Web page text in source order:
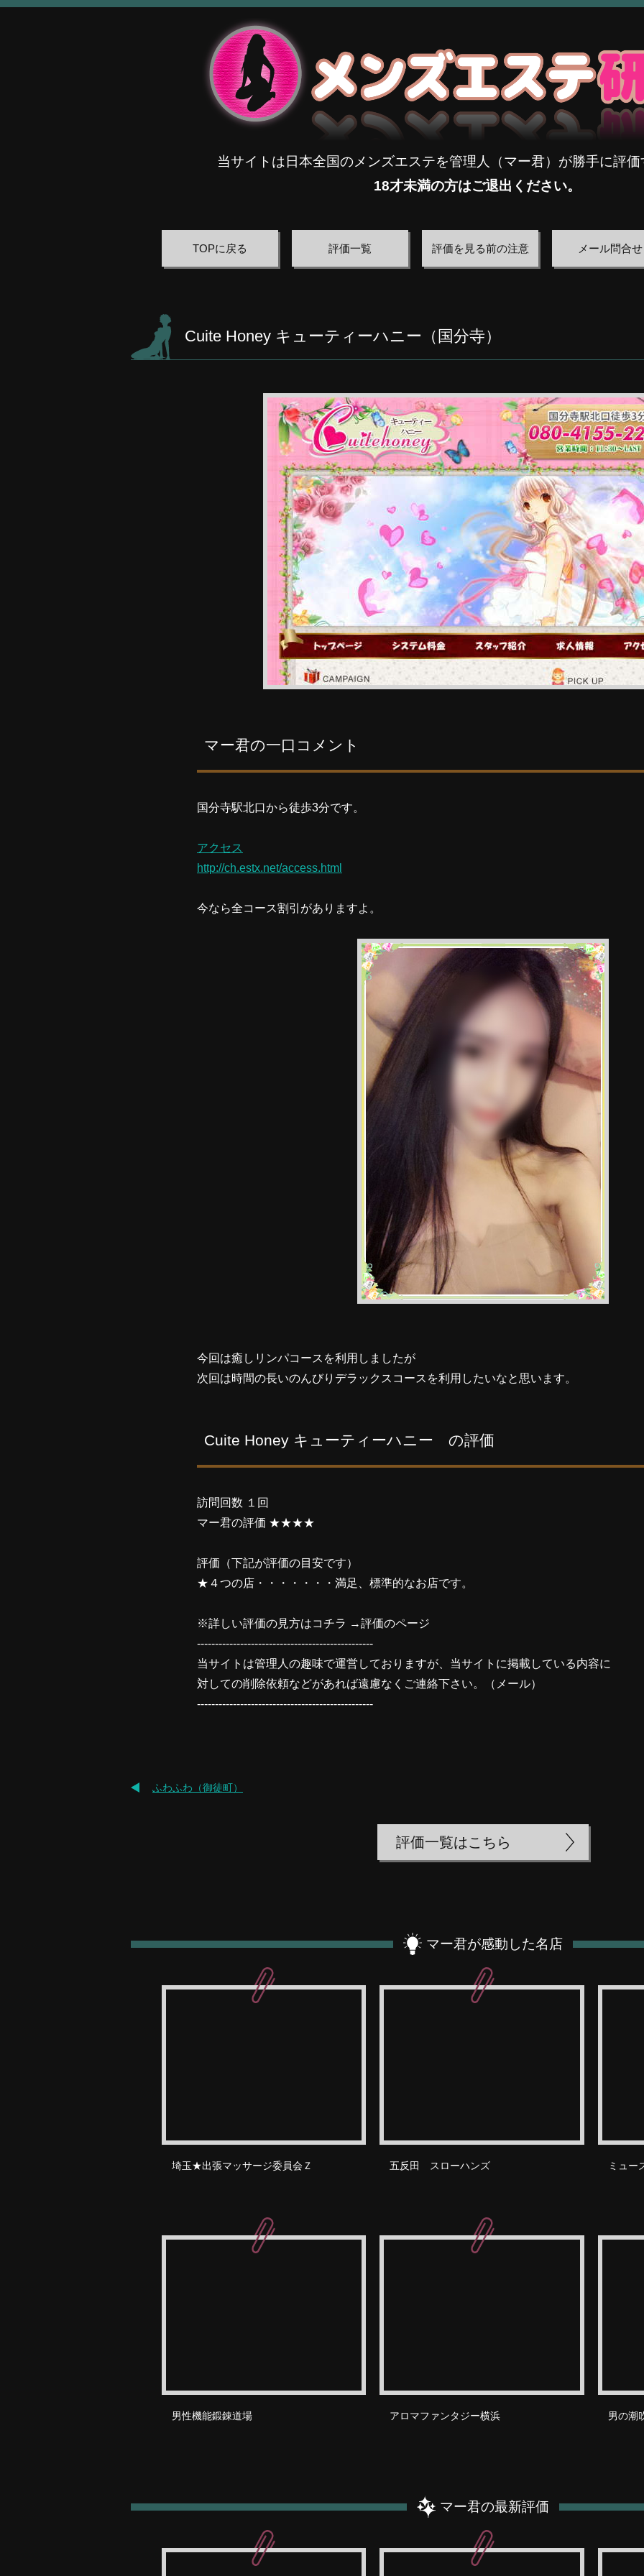
当サイトは日本全国のメンズエステを管理人（マー君）が勝手に評価
18才未満の方はご退出ください。
TOPに戻る 評価一覧 評価を見る前の注意 メール問合せ
Cuite Honey キューティーハニー（国分寺）
マー君の一口コメント
国分寺駅北口から徒歩3分です。
アクセス
http://ch.estx.net/access.html
今なら全コース割引がありますよ。
今回は癒しリンパコースを利用しましたが
次回は時間の長いのんびりデラックスコースを利用したいなと思います。
Cuite Honey キューティーハニー の評価
訪問回数 １回
マー君の評価 ★★★★
評価（下記が評価の目安です）
★４つの店・・・・・・・満足、標準的なお店です。
※詳しい評価の見方はコチラ →評価のページ
-------------------------------------------------
当サイトは管理人の趣味で運営しておりますが、当サイトに掲載している内容に
対しての削除依頼などがあれば遠慮なくご連絡下さい。（ メール）
-------------------------------------------------
ふわふわ（御徒町）
評価一覧はこちら
マー君が感動した名店
埼玉★出張マッサージ委員会Ｚ 五反田 スローハンズ ミュ
男性機能鍛錬道場 アロマファンタジー横浜 男の潮
マー君の最新評価